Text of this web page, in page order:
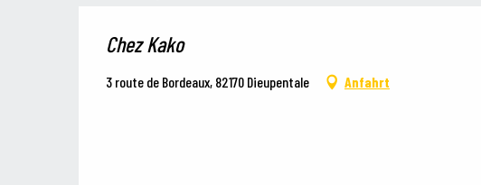
Chez Kako
3 route de Bordeaux, 82170 Dieupentale Anfahrt